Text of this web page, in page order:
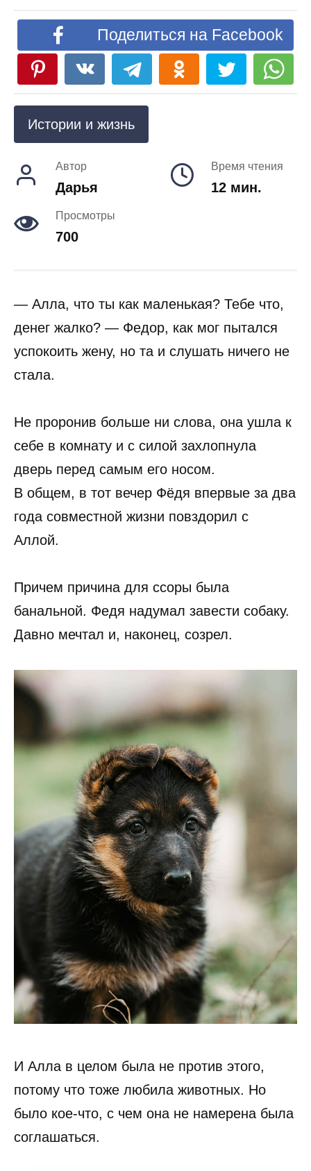
Поделиться на Facebook
Истории и жизнь
Автор
Дарья
Время чтения
12 мин.
Просмотры
700
— Алла, что ты как маленькая? Тебе что,
денег жалко? — Федор, как мог пытался
успокоить жену, но та и слушать ничего не
стала.
Не проронив больше ни слова, она ушла к
себе в комнату и с силой захлопнула
дверь перед самым его носом.
В общем, в тот вечер Фёдя впервые за два
года совместной жизни повздорил с
Аллой.
Причем причина для ссоры была
банальной. Федя надумал завести собаку.
Давно мечтал и, наконец, созрел.
И Алла в целом была не против этого,
потому что тоже любила животных. Но
было кое-что, с чем она не намерена была
соглашаться.